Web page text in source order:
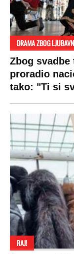
DRAMA ZBOG
Zbog
proradio
tako: "Ti si
RAJ!